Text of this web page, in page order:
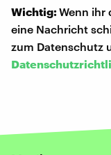
Wichtig:Wenn ihr
eine Nachricht
zum Datenschutz